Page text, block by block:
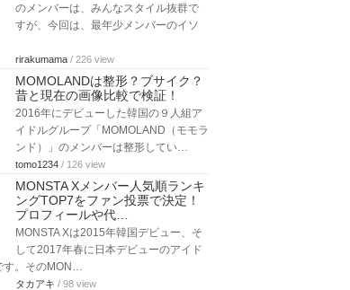
のメンバーは、みんなスタイル抜群で
すが、今回は、最年少メンバーのイソ
rirakumama / 226 view
MOMOLANDは整形？ブサイク？
昔と現在の画像比較で検証！
2016年にデビューした韓国の９人組ア
イドルグループ「MOMOLAND（モモラ
ンド）」のメンバーは整形してい…
tomo1234 / 126 view
MONSTA Xメンバー人気順ランキ
ングTOP7をファン投票で決定！
プロフィールや代…
MONSTA Xは2015年韓国デビュー、そ
して2017年春に日本デビューのアイド
す。そのMON…
タカアキ / 98 view